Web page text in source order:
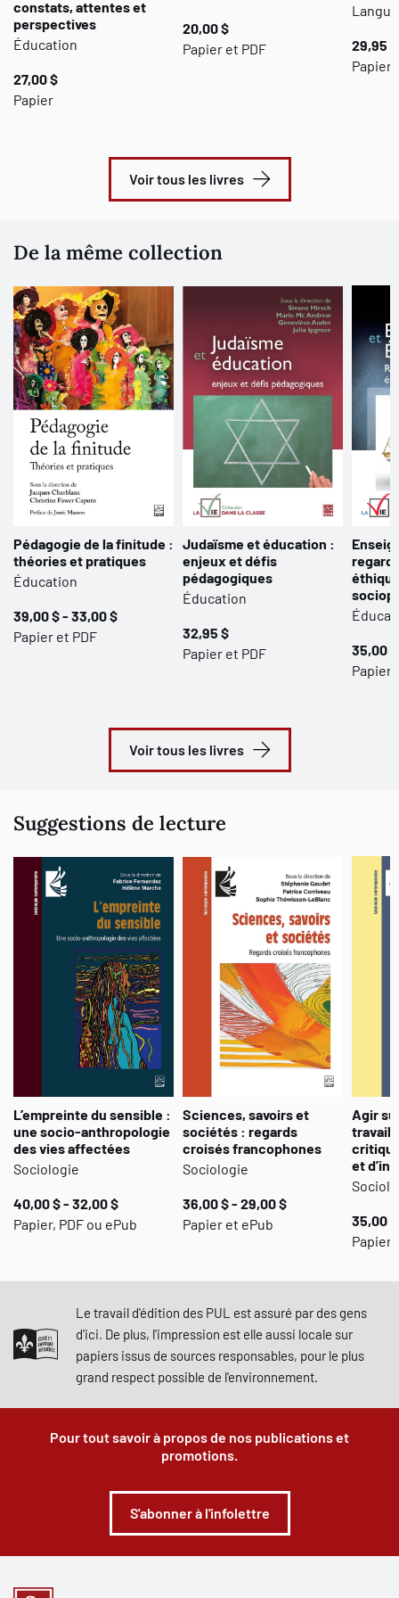
constats, attentes et
perspectives
Éducation
27,00 $
Papier
20,00 $
Papier et PDF
29,95
Papier
Voir tous les livres
De la même collection
Pédagogie de la finitude :
théories et pratiques
Éducation
39,00 $ - 33,00 $
Papier et PDF
Judaïsme et éducation :
enjeux et défis
pédagogiques
Éducation
32,95 $
Papier et PDF
35,00 $
Papier
Voir tous les livres
Suggestions de lecture
L’empreinte du sensible :
une socio-anthropologie
des vies affectées
Sociologie
40,00 $ - 32,00 $
Papier, PDF ou ePub
Sciences, savoirs et
sociétés : regards
croisés francophones
Sociologie
36,00 $ - 29,00 $
Papier et ePub
Agir
travail
et
35,00
Papier,
Le travail d'édition des PUL est assuré par des gens
d'ici. De plus, l'impression est elle aussi locale sur
papiers issus de sources responsables, pour le plus
grand respect possible de l'environnement.
Pour tout savoir à propos de nos publications et
promotions.
S'abonner à l'infolettre